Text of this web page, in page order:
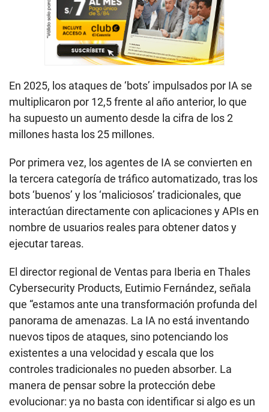
En 2025, los ataques de ‘bots’ impulsados por IA se
multiplicaron por 12,5 frente al año anterior, lo que
ha supuesto un aumento desde la cifra de los 2
millones hasta los 25 millones.
Por primera vez, los agentes de IA se convierten en
la tercera categoría de tráfico automatizado, tras los
bots ‘buenos’ y los ‘maliciosos’ tradicionales, que
interactúan directamente con aplicaciones y APIs en
nombre de usuarios reales para obtener datos y
ejecutar tareas.
El director regional de Ventas para Iberia en Thales
Cybersecurity Products, Eutimio Fernández, señala
que “estamos ante una transformación profunda del
panorama de amenazas. La IA no está inventando
nuevos tipos de ataques, sino potenciando los
existentes a una velocidad y escala que los
controles tradicionales no pueden absorber. La
manera de pensar sobre la protección debe
evolucionar: ya no basta con identificar si algo es un